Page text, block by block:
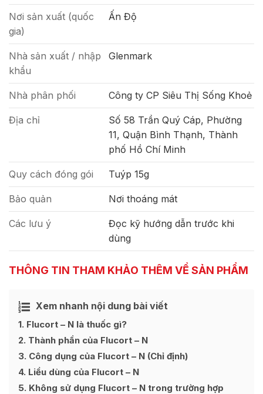
Nơi sản xuất (quốc
gia)
Ấn Độ
Nhà sản xuất / nhập
khẩu
Glenmark
Nhà phân phối Công ty CP Siêu Thị Sống Khoẻ
Địa chỉ
Số 58 Trần Quý Cáp, Phường
11, Quận Bình Thạnh, Thành
phố Hồ Chí Minh
Quy cách đóng gói Tuýp 15g
Bảo quản Nơi thoáng mát
Các lưu ý
Đọc kỹ hướng dẫn trước khi
dùng
THÔNG TIN THAM KHẢO THÊM VỀ SẢN PHẨM
Xem nhanh nội dung bài viết
Ẩn
1 Flucort – N là thuốc gì?
2 Thành phần của Flucort – N
3 Công dụng của Flucort – N (Chỉ định)
4 Liều dùng của Flucort – N
5 Không sử dụng Flucort – N trong trường hợp